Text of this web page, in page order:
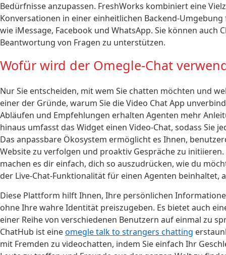
Bedürfnisse anzupassen. FreshWorks kombiniert eine
Konversationen in einer einheitlichen Backend-
wie iMessage, Facebook und WhatsApp. Sie können
Beantwortung von Fragen zu unterstützen.
Wofür wird der Omegle-Chat
Nur Sie entscheiden, mit wem Sie chatten möchten und
einer der Gründe, warum Sie die Video Chat App
Abläufen und Empfehlungen erhalten Agenten mehr
hinaus umfasst das Widget einen Video-Chat, sodass Sie
Das anpassbare Ökosystem ermöglicht es Ihnen,
Website zu verfolgen und proaktiv Gespräche zu
machen es dir einfach, dich so auszudrücken, wie du
der Live-Chat-Funktionalität für einen Agenten beinhaltet,
Diese Plattform hilft Ihnen, Ihre persönlichen
ohne Ihre wahre Identität preiszugeben. Es bietet auch
einer Reihe von verschiedenen Benutzern auf einmal zu
ChatHub ist eineomegle talk to strangers chatting
mit Fremden zu videochatten, indem Sie einfach Ihr